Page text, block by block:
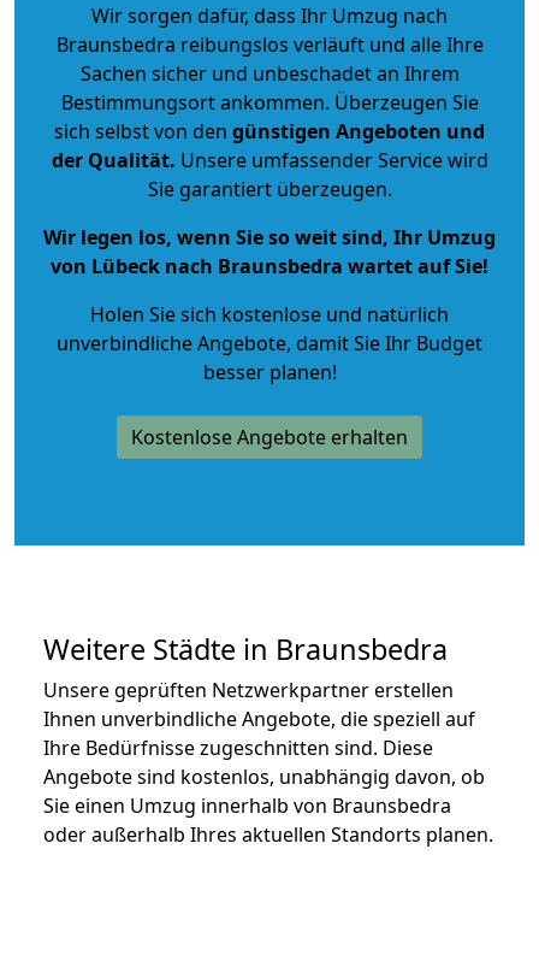
Wir sorgen dafür, dass Ihr Umzug nach
Braunsbedra reibungslos verläuft und alle Ihre
Sachen sicher und unbeschadet an Ihrem
Bestimmungsort ankommen. Überzeugen Sie
sich selbst von den günstigen Angeboten und
der Qualität. Unsere umfassender Service wird
Sie garantiert überzeugen.
Wir legen los, wenn Sie so weit sind, Ihr Umzug
von Lübeck nach Braunsbedra wartet auf Sie!
Holen Sie sich kostenlose und natürlich
unverbindliche Angebote, damit Sie Ihr Budget
besser planen!
Kostenlose Angebote erhalten
Weitere Städte in Braunsbedra
Unsere geprüften Netzwerkpartner erstellen
Ihnen unverbindliche Angebote, die speziell auf
Ihre Bedürfnisse zugeschnitten sind. Diese
Angebote sind kostenlos, unabhängig davon, ob
Sie einen Umzug innerhalb von Braunsbedra
oder außerhalb Ihres aktuellen Standorts planen.